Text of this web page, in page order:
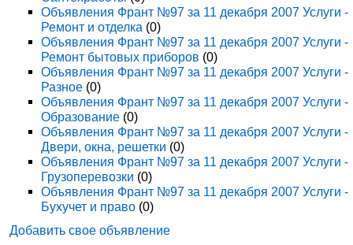
Объявления Франт №97 за 11 декабря 2007 Услуги -
Ремонт и отделка (0)
Объявления Франт №97 за 11 декабря 2007 Услуги -
Ремонт бытовых приборов (0)
Объявления Франт №97 за 11 декабря 2007 Услуги -
Разное (0)
Объявления Франт №97 за 11 декабря 2007 Услуги -
Образование (0)
Объявления Франт №97 за 11 декабря 2007 Услуги -
Двери, окна, решетки (0)
Объявления Франт №97 за 11 декабря 2007 Услуги -
Грузоперевозки (0)
Объявления Франт №97 за 11 декабря 2007 Услуги -
Бухучет и право (0)
Добавить свое объявление